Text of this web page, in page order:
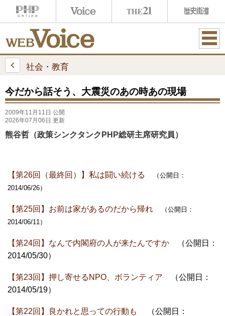
ME
社会・教育
今だから話そう、大震災のあの時あの現場
2009年11月11日 公開
2026年07月06日 更新
熊谷哲（政策シンクタンクPHP総研主席研究員）
【第26回（最終回）】私は闘い続ける
（公開日：
2014/06/26）
【第25回】お前は家があるのだから帰れ
（公開日：
2014/06/11）
【第24回】なんで内閣府の人が来たんですか （公開日：
2014/05/30）
【第23回】押し寄せるNPO、ボランティア （公開日：
2014/05/19）
【第22回】良かれと思っての行動も
（公開日：